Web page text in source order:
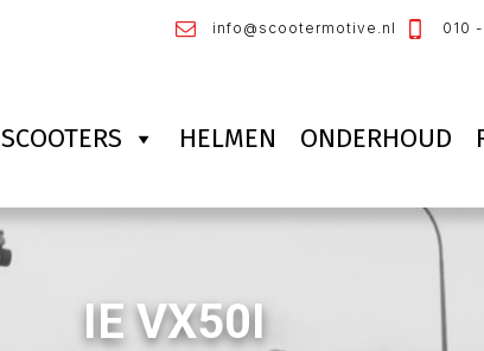
info@scootermotive.nl 010
SCOOTERS HELMEN ONDERHOUD
IE VX50I